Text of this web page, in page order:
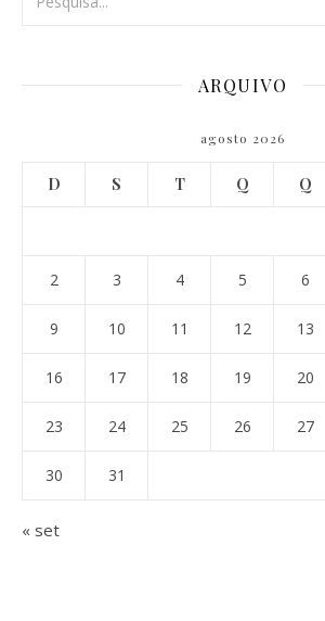
ARQUIVO
agosto 2026
D S T Q Q
2 3 4 5 6
9 10 11 12 13
16 17 18 19 20
23 24 25 26 27
30 31
« set